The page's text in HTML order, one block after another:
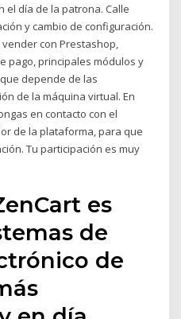
el día de la patrona. Calle
y cambio de configuración.
con Prestashop,
pago, principales módulos y
depende de las
de la máquina virtual. En
en contacto con el
de la plataforma, para que
Tu participación es muy
es
de
de